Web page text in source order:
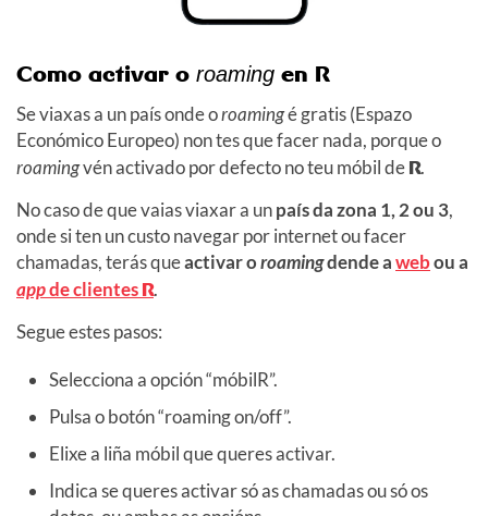
Como activar o roaming en R
Se viaxas a un país onde oroamingé gratis (Espazo
Económico Europeo) non tes que facer nada, porque o
roamingvén activado por defecto no teu móbil deR.
No caso de que vaias viaxar a unpaís da zona 1, 2 ou 3,
onde si ten un custo navegar por internet ou facer
chamadas, terás queactivar oroamingdende awebou a
appde clientesR.
Segue estes pasos:
Selecciona a opción “móbilR”.
Pulsa o botón “roaming on/off”.
Elixe a liña móbil que queres activar.
Indica se queres activar só as chamadas ou só os